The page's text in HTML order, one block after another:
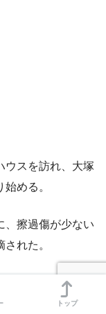
ウスを訪れ、大塚
める。
、擦過傷が少ない
れた。
トップ